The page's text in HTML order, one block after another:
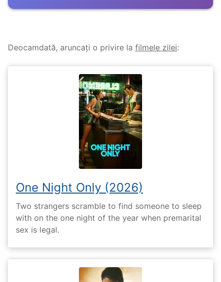
Deocamdată, aruncați o privire la filmele zilei:
One Night Only (2026)
Two strangers scramble to find someone to sleep
with on the one night of the year when premarital
sex is legal.